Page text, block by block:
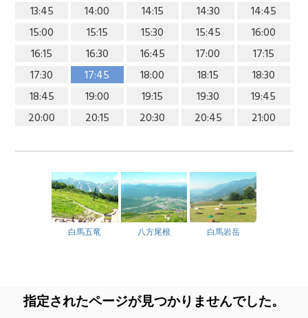
13:45
14:00 14:15 14:30
14:45
15:00
15:15 15:30 15:45
16:00
16:15
16:30 16:45 17:00
17:15
17:30
17:45 18:00 18:15
18:30
18:45
19:00 19:15 19:30
19:45
20:00
20:15 20:30 20:45 21:00
白馬五竜 八方尾根 白馬岩岳